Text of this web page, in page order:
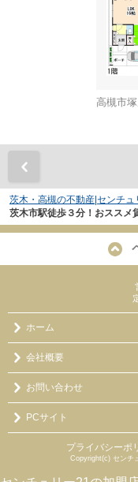
茨木・高槻の不動産|センチ
茨木市駅徒歩３分！おススメ
ホーム
会社概要
お問い合わせ
PCサイト
プライバシーポ
Copyright(c) センチ